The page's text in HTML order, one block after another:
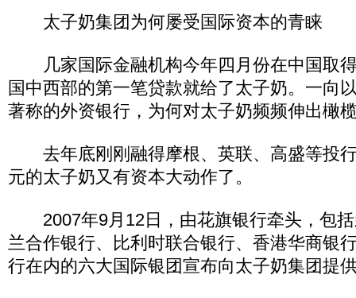
太子奶集团为何屡受国际资本的青睐
几家国际金融机构今年四月份在中国取
国中西部的第一笔贷款就给了太子奶。一向
著称的外资银行，为何对太子奶频频伸出橄
去年底刚刚融得摩根、英联、高盛等投
元的太子奶又有资本大动作了。
2007年9月12日，由花旗银行牵头，包括
兰合作银行、比利时联合银行、香港华商银
行在内的六大国际银团宣布向太子奶集团提